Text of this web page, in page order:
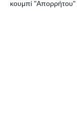
κουμπί "Απορρήτου"